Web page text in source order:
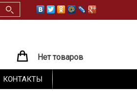
Нет товаров
КОНТАКТЫ